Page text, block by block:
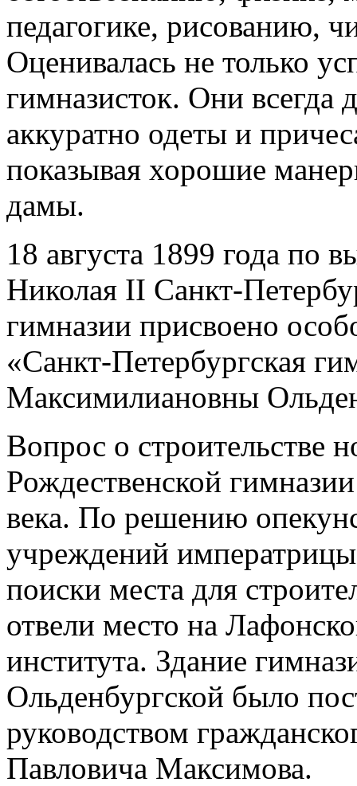
педагогике, рисованию,
Оценивалась не только
гимназисток. Они
аккуратно одеты и
показывая хорошие
дамы.
18 августа 1899 года по
Николая II
гимназии присвоено
«Санкт‑Петербургская
Максимилиановны
Вопрос о строительстве
Рождественской
века. По решению
учреждений
поиски места для
отвели место на
института. Здание
Ольденбургской было
руководством
Павловича Максимова.